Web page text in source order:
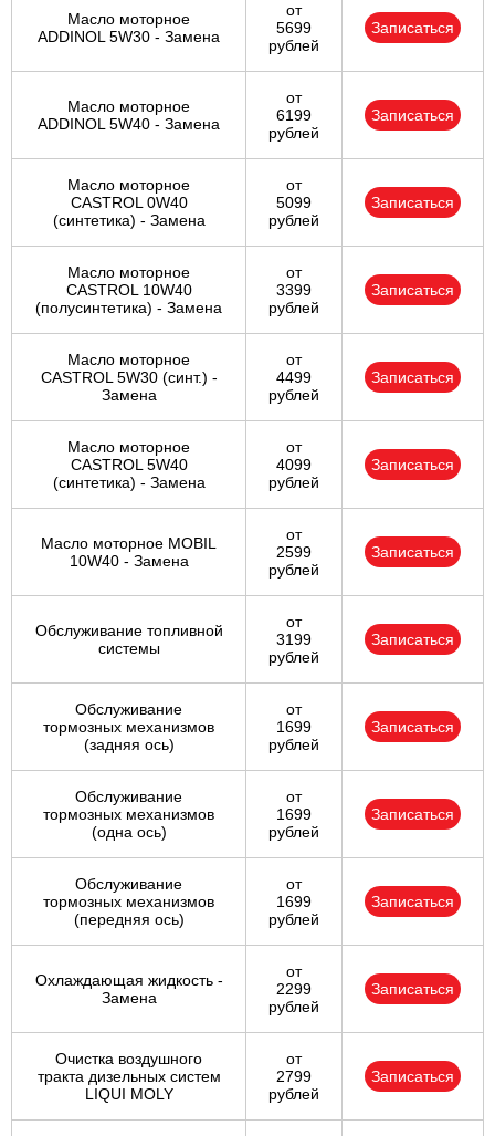
Масло моторное
ADDINOL 5W30 - Замена
от
5699
рублей
Записаться
Масло моторное
ADDINOL 5W40 - Замена
от
6199
рублей
Записаться
Масло моторное
CASTROL 0W40
(синтетика) - Замена
от
5099
рублей
Записаться
Масло моторное
CASTROL 10W40
(полусинтетика) - Замена
от
3399
рублей
Записаться
Масло моторное
CASTROL 5W30 (синт.) -
Замена
от
4499
рублей
Записаться
Масло моторное
CASTROL 5W40
(синтетика) - Замена
от
4099
рублей
Записаться
Масло моторное MOBIL
10W40 - Замена
от
2599
рублей
Записаться
Обслуживание топливной
системы
от
3199
рублей
Записаться
Обслуживание
тормозных механизмов
(задняя ось)
от
1699
рублей
Записаться
Обслуживание
тормозных механизмов
(одна ось)
от
1699
рублей
Записаться
Обслуживание
тормозных механизмов
(передняя ось)
от
1699
рублей
Записаться
Охлаждающая жидкость -
Замена
от
2299
рублей
Записаться
Очистка воздушного
тракта дизельных систем
LIQUI MOLY
от
2799
рублей
Записаться